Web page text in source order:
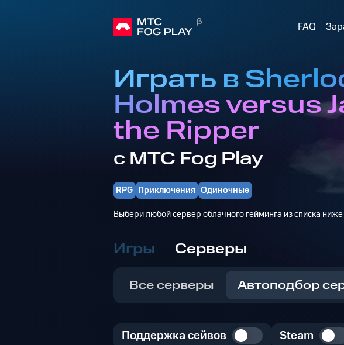
FAQ
Играть в
Holmes versus
the Ripper
с МТС Fog Play
RPG Приключения Одиночные
Выбери любой сервер облачного гейминга из списка
Игры Серверы
Все серверы Автоподбор
Поддержка сейвов Steam